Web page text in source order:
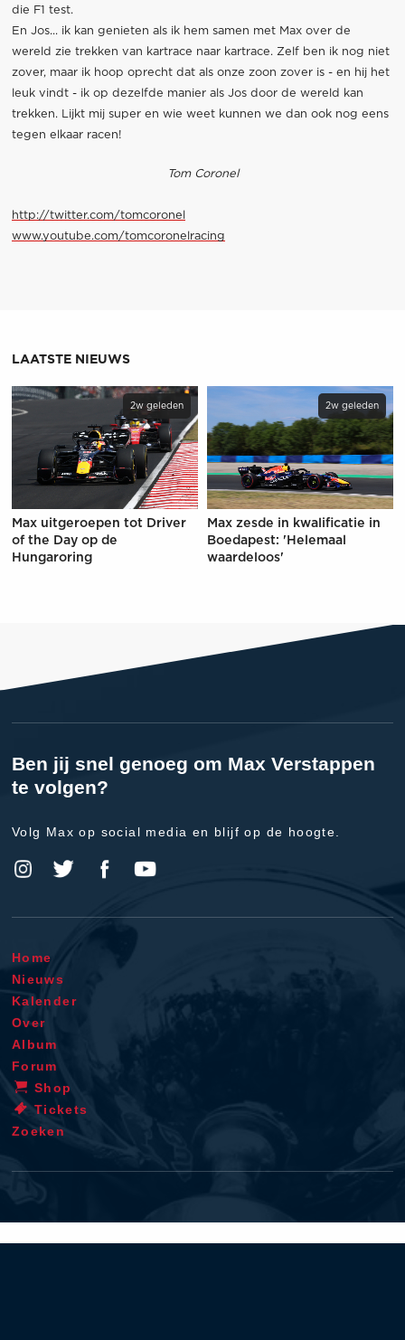
die F1 test.
En Jos... ik kan genieten als ik hem samen met Max over de
wereld zie trekken van kartrace naar kartrace. Zelf ben ik nog niet
zover, maar ik hoop oprecht dat als onze zoon zover is - en hij het
leuk vindt - ik op dezelfde manier als Jos door de wereld kan
trekken. Lijkt mij super en wie weet kunnen we dan ook nog eens
tegen elkaar racen!
Tom Coronel
http://twitter.com/tomcoronel
www.youtube.com/tomcoronelracing
LAATSTE NIEUWS
2w geleden
Max uitgeroepen tot Driver
of the Day op de
Hungaroring
2w geleden
Max zesde in kwalificatie in
Boedapest: 'Helemaal
waardeloos'
Ben jij snel genoeg om Max Verstappen
te volgen?
Volg Max op social media en blijf op de hoogte.
Home
Nieuws
Kalender
Over
Album
Forum
Shop
Tickets
Zoeken